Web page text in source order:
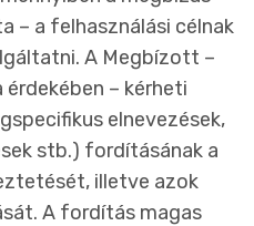
– a felhasználási célnak
A Megbízott –
– kérheti
elnevezések,
stb.) fordításának a
illetve azok
A fordítás magas